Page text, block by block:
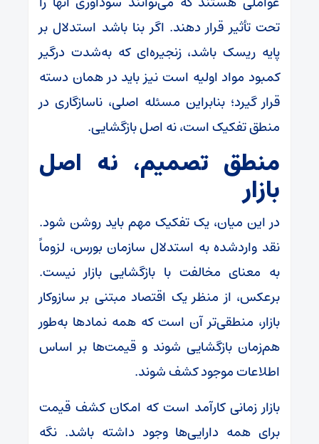
تحت تأثیر قرار دهند. اگر بنا باشد استدلال بر
پایه ریسک باشد، زنجیره‌ای که به‌شدت درگیر
کمبود مواد اولیه است نیز باید در همان دسته
قرار گیرد؛ بنابراین مسئله اصلی، ناسازگاری در
منطق تفکیک است، نه اصل بازگشایی.
منطق تصمیم، نه اصل
بازار
در این میان، یک تفکیک مهم باید روشن شود.
نقد واردشده به استدلال سازمان بورس، لزوماً
به معنای مخالفت با بازگشایی بازار نیست.
برعکس، از منظر یک اقتصاد مبتنی بر سازوکار
بازار، منطقی‌تر آن است که همه نماد‌ها به‌طور
هم‌زمان بازگشایی شوند و قیمت‌ها بر اساس
اطلاعات موجود کشف شوند.
بازار زمانی کارآمد است که امکان کشف قیمت
برای همه دارایی‌ها وجود داشته باشد. نگه